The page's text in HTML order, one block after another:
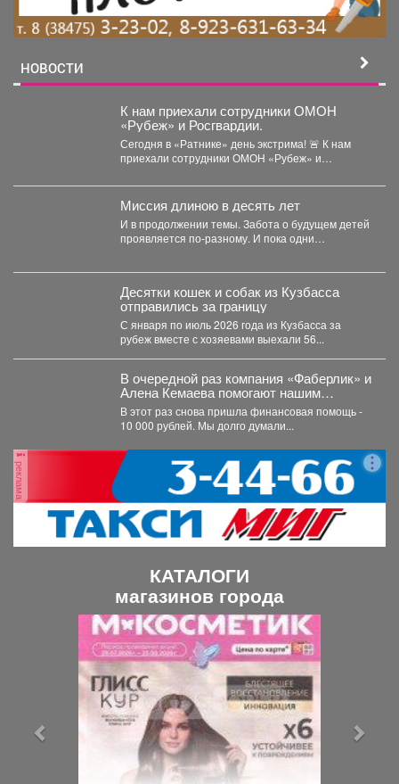
НОВОСТИ
К нам приехали сотрудники ОМОН
«Рубеж» и Росгвардии.
Сегодня в «Ратнике» день экстрима! 🚨 К нам
приехали сотрудники ОМОН «Рубеж» и
Миссия длиною в десять лет
И в продолжении темы. Забота о будущем детей
проявляется по-разному. И пока одни
Десятки кошек и собак из Кузбасса
отправились за границу
С января по июль 2026 года из Кузбасса за
рубеж вместе с хозяевами выехали 56...
В очередной раз компания «Фаберлик» и
Алена Кемаева помогают нашим
хвостикам!
В этот раз снова пришла финансовая помощь -
10 000 рублей. Мы долго думали...
реклама
КАТАЛОГИ
магазинов города